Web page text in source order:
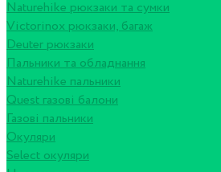
Naturehike рюкзаки та сумки
Victorinox рюкзаки, багаж
Deuter рюкзаки
Пальники та обладнання
Naturehike пальники
Quest газові балони
Газові пальники
Окуляри
Select окуляри